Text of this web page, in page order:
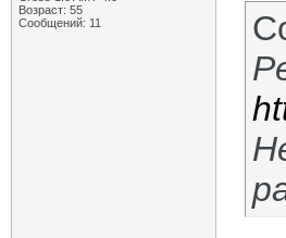
Возраст: 55
Сообщений: 11